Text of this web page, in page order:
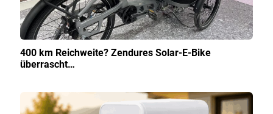
400 km Reichweite? Zendures Solar-E-Bike
überrascht…